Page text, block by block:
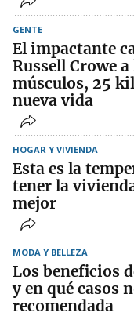
GENTE
El impactante
Russell Crowe
músculos, 25
nueva vida
HOGAR Y VIVIENDA
Esta es la
tener la
mejor
MODA Y BELLEZA
Los beneficios
y en qué casos
recomendada